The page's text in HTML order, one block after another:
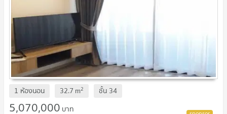
1 ห้องนอน 32.7 m2 ชั้น 34
5,070,000 บาท